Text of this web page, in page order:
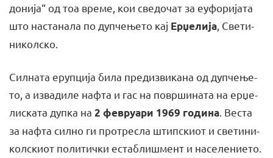
до­ни­ја“ од тоа вре­ме, кои све­до­чат за еу­фо­ри­ја­та
што на­ста­на­ла по дуп­че­ње­то кај Ер­џе­ли­ја , Све­ти­
ни­кол­ско.
Сил­на­та еруп­ци­ја би­ла пре­диз­ви­ка­на од дуп­че­ње­
то, а из­ва­ди­ле на­фта и гас на по­вр­ши­на­та на ер­џе­
ли­ска­та дуп­ка на 2 фе­вру­а­ри 1969 го­ди­на . Ве­ста
за на­фта сил­но ги про­трес­ла штип­ски­от и све­ти­ни­
кол­ски­от по­ли­тич­ки естаб­лиш­мент и на­се­ле­ни­е­то.